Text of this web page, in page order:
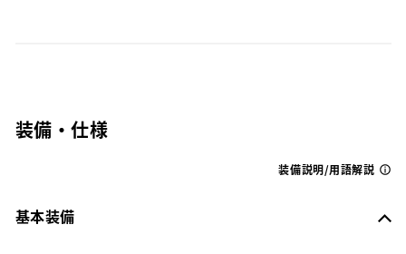
装備・仕様
装備説明/用語解説
基本装備